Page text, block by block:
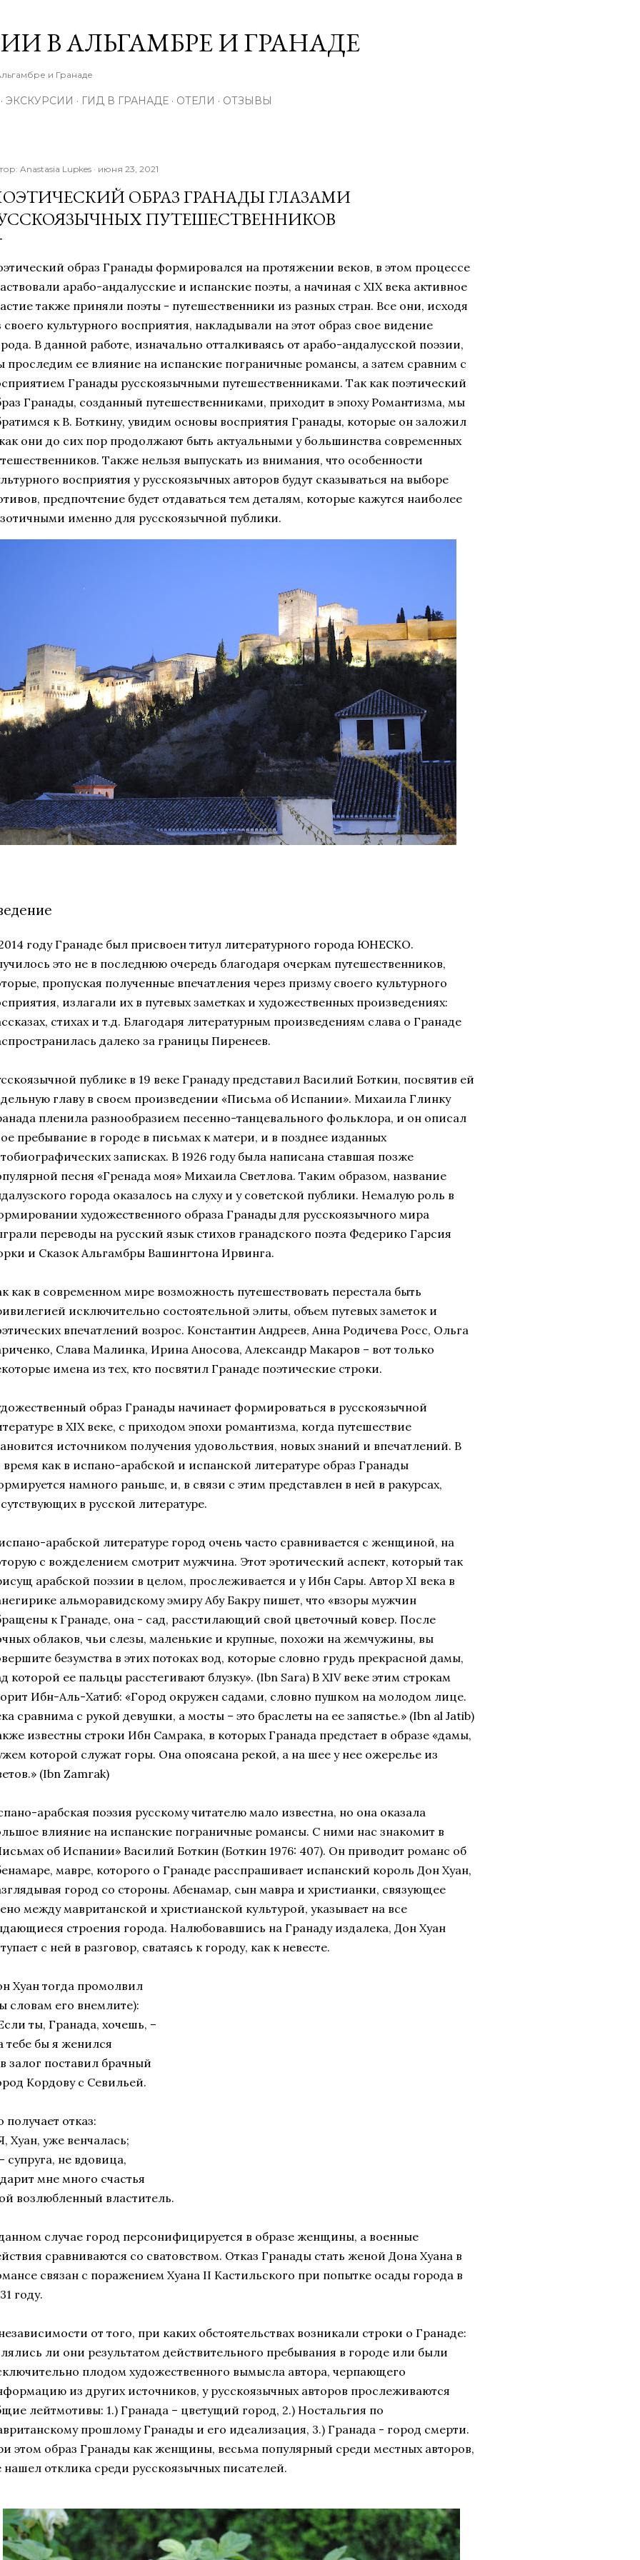
В АЛЬГАМБРЕ И ГРАНАДЕ
и Гранаде
ЭКСКУРСИИ ГИД В ГРАНАДЕ ОТЕЛИ ОТЗЫВЫ
Anastasia Lupkes июня 23, 2021
ОБРАЗ ГРАНАДЫ ГЛАЗАМИ
ПУТЕШЕСТВЕННИКОВ
образ Гранады формировался на протяжении веков, в этом процессе
арабо-андалусские и испанские поэты, а начиная с XIX века активное
также приняли поэты - путешественники из разных стран. Все они, исходя
своего культурного восприятия, накладывали на этот образ свое видение
В данной работе, изначально отталкиваясь от арабо-андалусской поэзии,
проследим ее влияние на испанские пограничные романсы, а затем сравним с
Гранады русскоязычными путешественниками. Так как поэтический
Гранады, созданный путешественниками, приходит в эпоху Романтизма, мы
к В. Боткину, увидим основы восприятия Гранады, которые он заложил
они до сих пор продолжают быть актуальными у большинства современных
Также нельзя выпускать из внимания, что особенности
восприятия у русскоязычных авторов будут сказываться на выборе
предпочтение будет отдаваться тем деталям, которые кажутся наиболее
именно для русскоязычной публики.
году Гранаде был присвоен титул литературного города ЮНЕСКО.
это не в последнюю очередь благодаря очеркам путешественников,
пропуская полученные впечатления через призму своего культурного
излагали их в путевых заметках и художественных произведениях:
стихах и т.д. Благодаря литературным произведениям слава о Гранаде
далеко за границы Пиренеев.
публике в 19 веке Гранаду представил Василий Боткин, посвятив ей
главу в своем произведении «Письма об Испании». Михаила Глинку
пленила разнообразием песенно-танцевального фольклора, и он описал
пребывание в городе в письмах к матери, и в позднее изданных
записках. В 1926 году была написана ставшая позже
песня «Гренада моя» Михаила Светлова. Таким образом, название
города оказалось на слуху и у советской публики. Немалую роль в
художественного образа Гранады для русскоязычного мира
переводы на русский язык стихов гранадского поэта Федерико Гарсия
и Сказок Альгамбры Вашингтона Ирвинга.
как в современном мире возможность путешествовать перестала быть
исключительно состоятельной элиты, объем путевых заметок и
впечатлений возрос. Константин Андреев, Анна Родичева Росс, Ольга
Слава Малинка, Ирина Аносова, Александр Макаров – вот только
имена из тех, кто посвятил Гранаде поэтические строки.
образ Гранады начинает формироваться в русскоязычной
в XIX веке, с приходом эпохи романтизма, когда путешествие
источником получения удовольствия, новых знаний и впечатлений. В
время как в испано-арабской и испанской литературе образ Гранады
намного раньше, и, в связи с этим представлен в ней в ракурсах,
в русской литературе.
арабской литературе город очень часто сравнивается с женщиной, на
с вожделением смотрит мужчина. Этот эротический аспект, который так
арабской поэзии в целом, прослеживается и у Ибн Сары. Автор XI века в
альморавидскому эмиру Абу Бакру пишет, что «взоры мужчин
к Гранаде, она - сад, расстилающий свой цветочный ковер. После
облаков, чьи слезы, маленькие и крупные, похожи на жемчужины, вы
безумства в этих потоках вод, которые словно грудь прекрасной дамы,
которой ее пальцы расстегивают блузку». (Ibn Sara) В XIV веке этим строкам
Ибн-Аль-Хатиб: «Город окружен садами, словно пушком на молодом лице.
сравнима с рукой девушки, а мосты – это браслеты на ее запястье.» (Ibn al Jatib)
известны строки Ибн Самрака, в которых Гранада предстает в образе «дамы,
которой служат горы. Она опоясана рекой, а на шее у нее ожерелье из
(Ibn Zamrak)
арабская поэзия русскому читателю мало известна, но она оказала
влияние на испанские пограничные романсы. С ними нас знакомит в
об Испании» Василий Боткин (Боткин 1976: 407). Он приводит романс об
мавре, которого о Гранаде расспрашивает испанский король Дон Хуан,
город со стороны. Абенамар, сын мавра и христианки, связующее
между мавританской и христианской культурой, указывает на все
строения города. Налюбовавшись на Гранаду издалека, Дон Хуан
с ней в разговор, сватаясь к городу, как к невесте.
Хуан тогда промолвил
словам его внемлите):
ты, Гранада, хочешь, –
тебе бы я женился
залог поставил брачный
Кордову с Севильей.
получает отказ:
Хуан, уже венчалась;
супруга, не вдовица,
мне много счастья
возлюбленный властитель.
случае город персонифицируется в образе женщины, а военные
сравниваются со сватовством. Отказ Гранады стать женой Дона Хуана в
связан с поражением Хуана II Кастильского при попытке осады города в
году.
от того, при каких обстоятельствах возникали строки о Гранаде:
ли они результатом действительного пребывания в городе или были
плодом художественного вымысла автора, черпающего
из других источников, у русскоязычных авторов прослеживаются
лейтмотивы: 1.) Гранада – цветущий город, 2.) Ностальгия по
прошлому Гранады и его идеализация, 3.) Гранада - город смерти.
этом образ Гранады как женщины, весьма популярный среди местных авторов,
нашел отклика среди русскоязычных писателей.